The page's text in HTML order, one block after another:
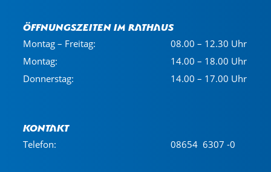
Öffnungszeiten im Rathaus
Montag – Freitag:
08.00 – 12.30 Uhr
Montag:
14.00 – 18.00 Uhr
Donnerstag:
14.00 – 17.00 Uhr
Kontakt
Telefon: 08654 6307 -0